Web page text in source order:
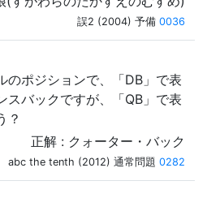
誤2 (2004) 予備 0036
のポジションで、「DB」で表
スバックですが、「QB」で表
？
正解 : クォーター・バック
abc the tenth (2012) 通常問題 0282